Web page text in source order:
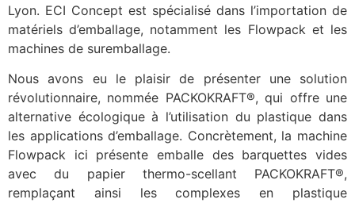
Lyon. ECI Concept est spécialisé dans l’importation de
matériels d’emballage, notamment les Flowpack et les
machines de suremballage.
Nous avons eu le plaisir de présenter une solution
révolutionnaire, nommée PACKOKRAFT®, qui offre une
alternative écologique à l’utilisation du plastique dans
les applications d’emballage. Concrètement, la machine
Flowpack ici présente emballe des barquettes vides
avec du papier thermo-scellant PACKOKRAFT®,
remplaçant ainsi les complexes en plastique